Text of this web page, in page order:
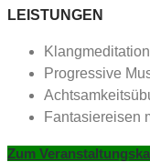
LEISTUNGEN
Klangmeditation
Progressive
Fantasiereisen
Zum